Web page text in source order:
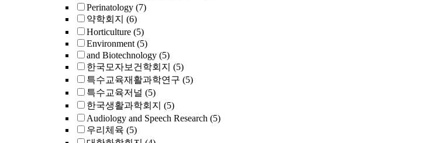
Perinatology (7)
약학회지 (6)
Horticulture (5)
Environment (5)
and Biotechnology (5)
한국모자보건학회지 (5)
특수교육재활과학연구 (5)
특수교육저널 (5)
한국생활과학회지 (5)
Audiology and Speech Research (5)
우리체육 (5)